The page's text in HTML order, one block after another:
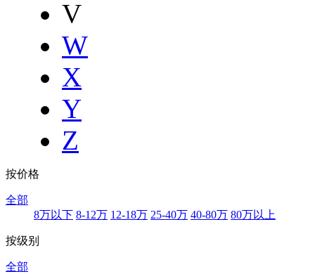
V
W
X
Y
Z
按价格
全部
8万以下 8-12万 12-18万 25-40万 40-80万 80万以上
按级别
全部